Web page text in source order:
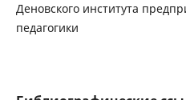
Деновского института
педагогики